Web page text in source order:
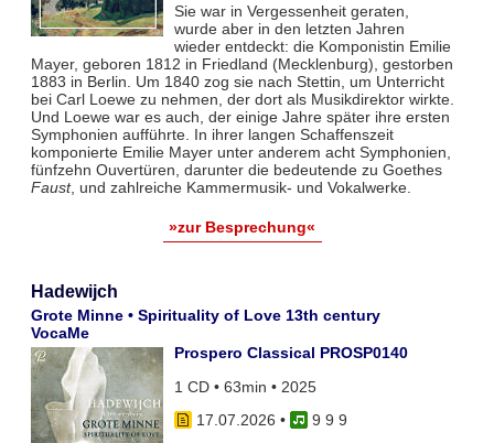
Sie war in Vergessenheit geraten,
wurde aber in den letzten Jahren
wieder entdeckt: die Komponistin Emilie
Mayer, geboren 1812 in Friedland (Mecklenburg), gestorben
1883 in Berlin. Um 1840 zog sie nach Stettin, um Unterricht
bei Carl Loewe zu nehmen, der dort als Musikdirektor wirkte.
Und Loewe war es auch, der einige Jahre später ihre ersten
Symphonien aufführte. In ihrer langen Schaffenszeit
komponierte Emilie Mayer unter anderem acht Symphonien,
fünfzehn Ouvertüren, darunter die bedeutende zu Goethes
Faust, und zahlreiche Kammermusik- und Vokalwerke.
»zur Besprechung«
Hadewijch
Grote Minne • Spirituality of Love 13th century
VocaMe
Prospero Classical PROSP0140
1 CD • 63min • 2025
17.07.2026 •
9 9 9